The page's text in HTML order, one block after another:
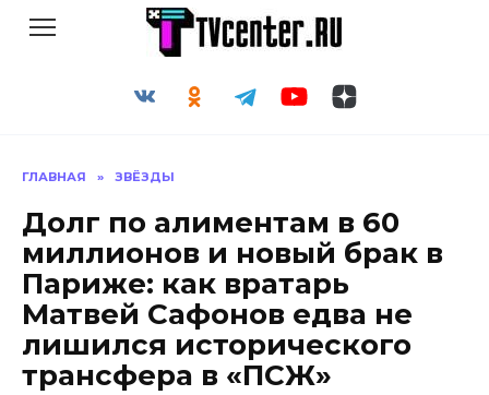
ГЛАВНАЯ » ЗВЁЗДЫ
Долг по алиментам в 60
миллионов и новый брак в
Париже: как вратарь
Матвей Сафонов едва не
лишился исторического
трансфера в «ПСЖ»